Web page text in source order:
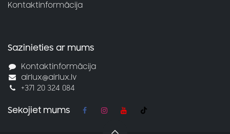
Kontaktinformācija
Sazinieties ar mums
Kontaktinformācija
airlux@airlux.lv
+371 20 324 084
Sekojiet mums